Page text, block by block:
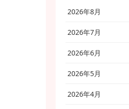
2026年8月
2026年7月
2026年6月
2026年5月
2026年4月